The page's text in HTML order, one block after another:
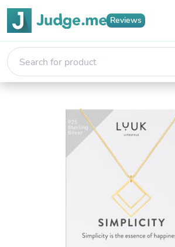
Reviews